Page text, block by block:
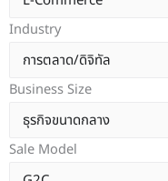
Industry
Business Size
Sale Model